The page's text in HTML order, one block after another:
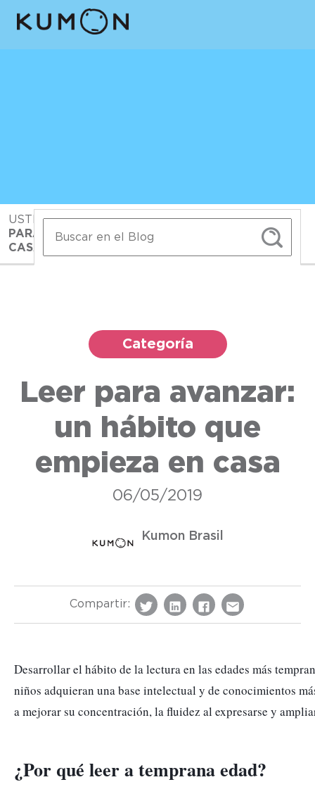
USTED ESTA EN: INICIO > BLOG> > LEER
PARA AVANZAR: UN HÁBITO QUE EMPIEZA EN
CASA
Categoría
Leer para avanzar:
un hábito que
empieza en casa
06/05/2019
Kumon Brasil
Compartir:
Desarrollar el hábito de la lectura en las edades más
niños adquieran una base intelectual y de conocimientos
a mejorar su concentración, la fluidez al expresarse y
¿Por qué leer a temprana edad?